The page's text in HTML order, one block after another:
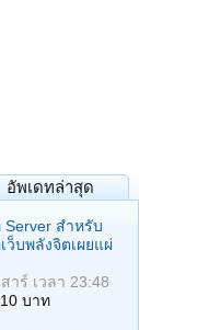
อัพเดทล่าสุด
สำหรับ
ว็บพลังจิตเผยแผ่
สาร์ เวลา 23:48
บาท